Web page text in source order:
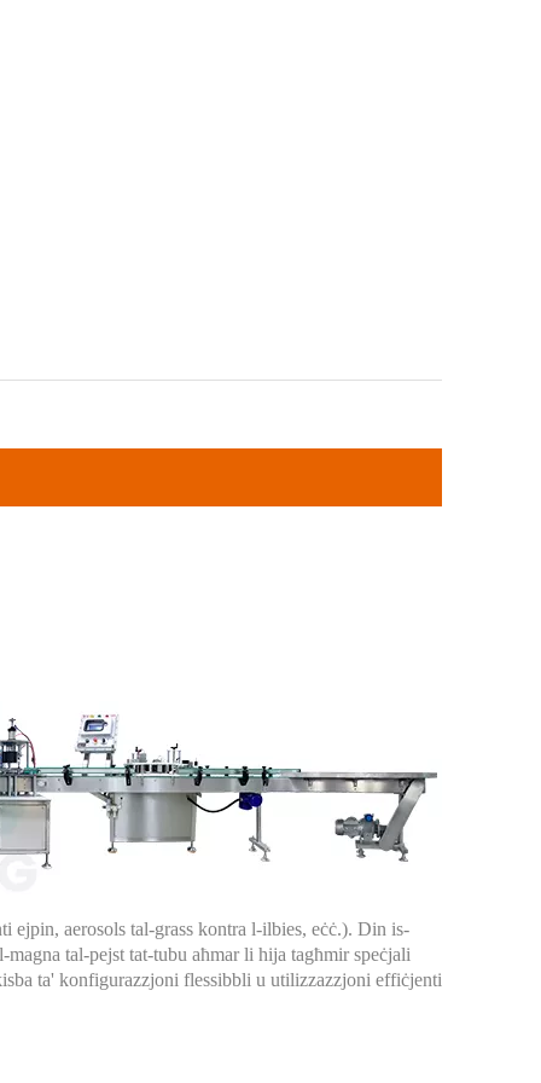
aerosols tal-grass kontra l-ilbies, eċċ.). Din is-
tal-pejst tat-tubu aħmar li hija tagħmir speċjali
ta' konfigurazzjoni flessibbli u utilizzazzjoni effiċjenti